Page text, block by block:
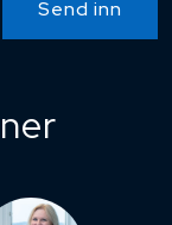
Send inn